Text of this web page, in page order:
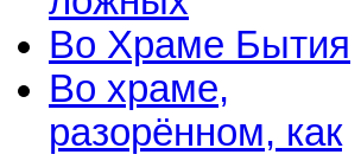
Во Храме Бытия
Во храме,
разорённом, как